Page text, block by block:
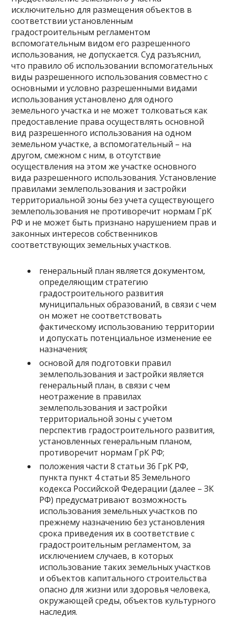
исключительно для размещения объектов в
соответствии установленным
градостроительным регламентом
вспомогательным видом его разрешенного
использования, не допускается. Суд разъяснил,
что правило об использовании вспомогательных
виды разрешенного использования совместно с
основными и условно разрешенными видами
использования установлено для одного
земельного участка и не может толковаться как
предоставление права осуществлять основной
вид разрешенного использования на одном
земельном участке, а вспомогательный – на
другом, смежном с ним, в отсутствие
осуществления на этом же участке основного
вида разрешенного использования. Установление
правилами землепользования и застройки
территориальной зоны без учета существующего
землепользования не противоречит нормам ГрК
РФ и не может быть признано нарушением прав и
законных интересов собственников
соответствующих земельных участков.
генеральный план является документом,
определяющим стратегию
градостроительного развития
муниципальных образований, в связи с чем
он может не соответствовать
фактическому использованию территории
и допускать потенциальное изменение ее
назначения;
основой для подготовки правил
землепользования и застройки является
генеральный план, в связи с чем
неотражение в правилах
землепользования и застройки
территориальной зоны с учетом
перспектив градостроительного развития,
установленных генеральным планом,
противоречит нормам ГрК РФ;
положения части 8 статьи 36 ГрК РФ,
пункта пункт 4 статьи 85 Земельного
кодекса Российской Федерации (далее – ЗК
РФ) предусматривают возможность
использования земельных участков по
прежнему назначению без установления
срока приведения их в соответствие с
градостроительным регламентом, за
исключением случаев, в которых
использование таких земельных участков
и объектов капитального строительства
опасно для жизни или здоровья человека,
окружающей среды, объектов культурного
наследия.